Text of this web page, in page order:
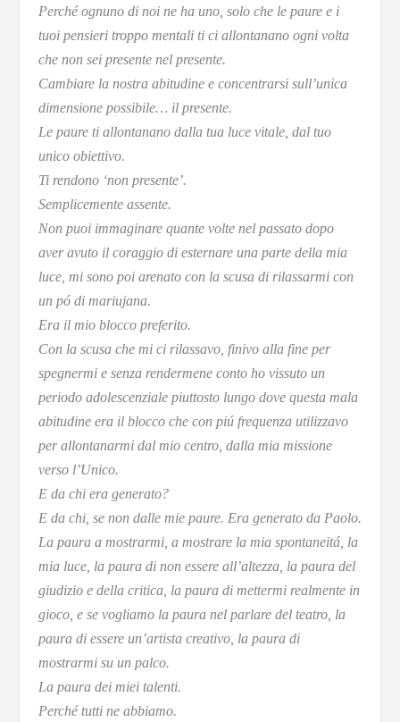
Perché ognuno di noi ne ha uno, solo che le paure e i
tuoi pensieri troppo mentali ti ci allontanano ogni volta
che non sei presente nel presente.
Cambiare la nostra abitudine e concentrarsi sull’unica
dimensione possibile… il presente.
Le paure ti allontanano dalla tua luce vitale, dal tuo
unico obiettivo.
Ti rendono ‘non presente’.
Semplicemente assente.
Non puoi immaginare quante volte nel passato dopo
aver avuto il coraggio di esternare una parte della mia
luce, mi sono poi arenato con la scusa di rilassarmi con
un pó di mariujana.
Era il mio blocco preferito.
Con la scusa che mi ci rilassavo, finivo alla fine per
spegnermi e senza rendermene conto ho vissuto un
periodo adolescenziale piuttosto lungo dove questa mala
abitudine era il blocco che con piú frequenza utilizzavo
per allontanarmi dal mio centro, dalla mia missione
verso l’Unico.
E da chi era generato?
E da chi, se non dalle mie paure. Era generato da Paolo.
La paura a mostrarmi, a mostrare la mia spontaneitá, la
mia luce, la paura di non essere all’altezza, la paura del
giudizio e della critica, la paura di mettermi realmente in
gioco, e se vogliamo la paura nel parlare del teatro, la
paura di essere un’artista creativo, la paura di
mostrarmi su un palco.
La paura dei miei talenti.
Perché tutti ne abbiamo.